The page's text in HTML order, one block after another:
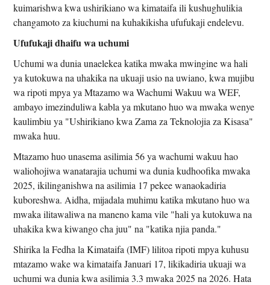
kuimarishwa kwa ushirikiano wa kimataifa ili kushughulikia
changamoto za kiuchumi na kuhakikisha ufufukaji endelevu.
Ufufukaji dhaifu wa uchumi
Uchumi wa dunia unaelekea katika mwaka mwingine wa hali
ya kutokuwa na uhakika na ukuaji usio na uwiano, kwa mujibu
wa ripoti mpya ya Mtazamo wa Wachumi Wakuu wa WEF,
ambayo imezinduliwa kabla ya mkutano huo wa mwaka wenye
kaulimbiu ya "Ushirikiano kwa Zama za Teknolojia za Kisasa"
mwaka huu.
Mtazamo huo unasema asilimia 56 ya wachumi wakuu hao
waliohojiwa wanatarajia uchumi wa dunia kudhoofika mwaka
2025, ikilinganishwa na asilimia 17 pekee wanaokadiria
kuboreshwa. Aidha, mijadala muhimu katika mkutano huo wa
mwaka ilitawaliwa na maneno kama vile "hali ya kutokuwa na
uhakika kwa kiwango cha juu" na "katika njia panda."
Shirika la Fedha la Kimataifa (IMF) lilitoa ripoti mpya kuhusu
mtazamo wake wa kimataifa Januari 17, likikadiria ukuaji wa
uchumi wa dunia kwa asilimia 3.3 mwaka 2025 na 2026. Hata